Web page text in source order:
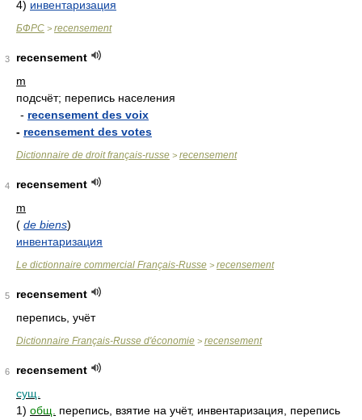
4) инвентаризация
БФРС > recensement
3
recensement
m
подсчёт; перепись населения
- recensement des voix
- recensement des votes
Dictionnaire de droit français-russe > recensement
4
recensement
m
( de biens)
инвентаризация
Le dictionnaire commercial Français-Russe > recensement
5
recensement
перепись, учёт
Dictionnaire Français-Russe d'économie > recensement
6
recensement
сущ.
1) общ.
перепись, взятие на учёт, инвентаризация, перепись